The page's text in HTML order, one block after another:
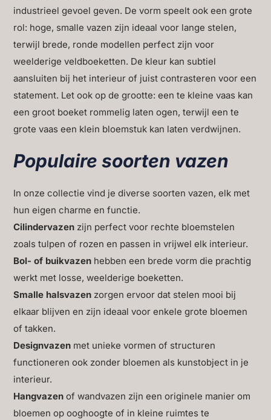
industrieel gevoel geven. De vorm speelt ook een grote
rol: hoge, smalle vazen zijn ideaal voor lange stelen,
terwijl brede, ronde modellen perfect zijn voor
weelderige veldboeketten. De kleur kan subtiel
aansluiten bij het interieur of juist contrasteren voor een
statement. Let ook op de grootte: een te kleine vaas kan
een groot boeket rommelig laten ogen, terwijl een te
grote vaas een klein bloemstuk kan laten verdwijnen.
Populaire soorten vazen
In onze collectie vind je diverse soorten vazen, elk met
hun eigen charme en functie.
Cilindervazen zijn perfect voor rechte bloemstelen
zoals tulpen of rozen en passen in vrijwel elk interieur.
Bol- of buikvazen hebben een brede vorm die prachtig
werkt met losse, weelderige boeketten.
Smalle halsvazen zorgen ervoor dat stelen mooi bij
elkaar blijven en zijn ideaal voor enkele grote bloemen
of takken.
Designvazen met unieke vormen of structuren
functioneren ook zonder bloemen als kunstobject in je
interieur.
Hangvazen of wandvazen zijn een originele manier om
bloemen op ooghoogte of in kleine ruimtes te